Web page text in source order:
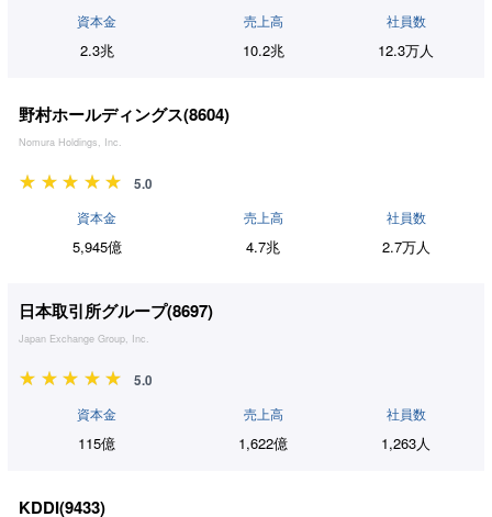
資本金
2.3兆
売上高
10.2兆
社員数
12.3万人
野村ホールディングス(8604)
Nomura Holdings, Inc.
5.0
資本金
5,945億
売上高
4.7兆
社員数
2.7万人
日本取引所グループ(8697)
Japan Exchange Group, Inc.
5.0
資本金
115億
売上高
1,622億
社員数
1,263人
KDDI(9433)